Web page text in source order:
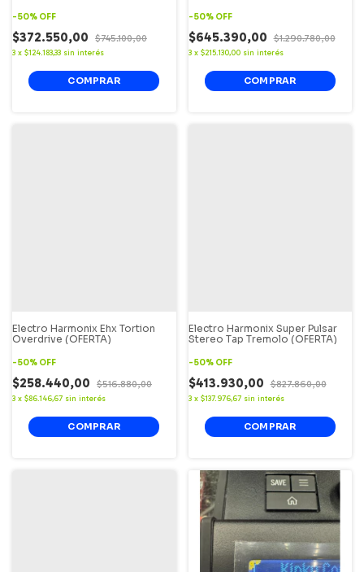
-50% OFF
$372.550,00 $745.100,00
3 x $124.183,33 sin interés
-50% OFF
$645.390,00 $1.290.780,00
3 x $215.130,00 sin interés
Electro Harmonix Ehx Tortion
Overdrive (OFERTA)
-50% OFF
$258.440,00 $516.880,00
3 x $86.146,67 sin interés
Electro Harmonix Super Pulsar
Stereo Tap Tremolo (OFERTA)
-50% OFF
$413.930,00 $827.860,00
3 x $137.976,67 sin interés